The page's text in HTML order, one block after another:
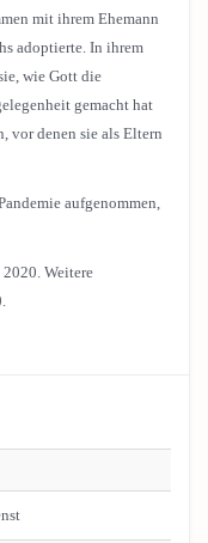
mit ihrem Ehemann
adoptierte. In ihrem
wie Gott die
gemacht hat
vor denen sie als Eltern
aufgenommen,
Weitere